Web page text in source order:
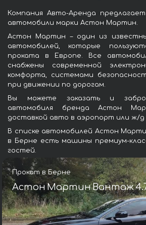
Компания Авто-Аренда
автомобили марки Астон Мартин.
Астон Мартин – один из
автомобилей, которые
проката в Европе. Все
снабжены современной
комфорта, системами
при движении по дорогам.
Вы можете заказать и
автомобиля бренда Астон
доставкой авто в аэропорт или ж/д
В списке автомобилей Астон
в Берне есть машины премиум-
гостей.
Прокат в Берне
Астон Мартин Вантаж 4.7